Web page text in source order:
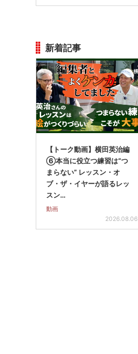
新着記事
【トーク動画】横田英治編
⑥本当に役立つ練習は“つ
まらない” レッスン・オ
ブ・ザ・イヤーが語るレッ
スン…
動画
2026.08.06